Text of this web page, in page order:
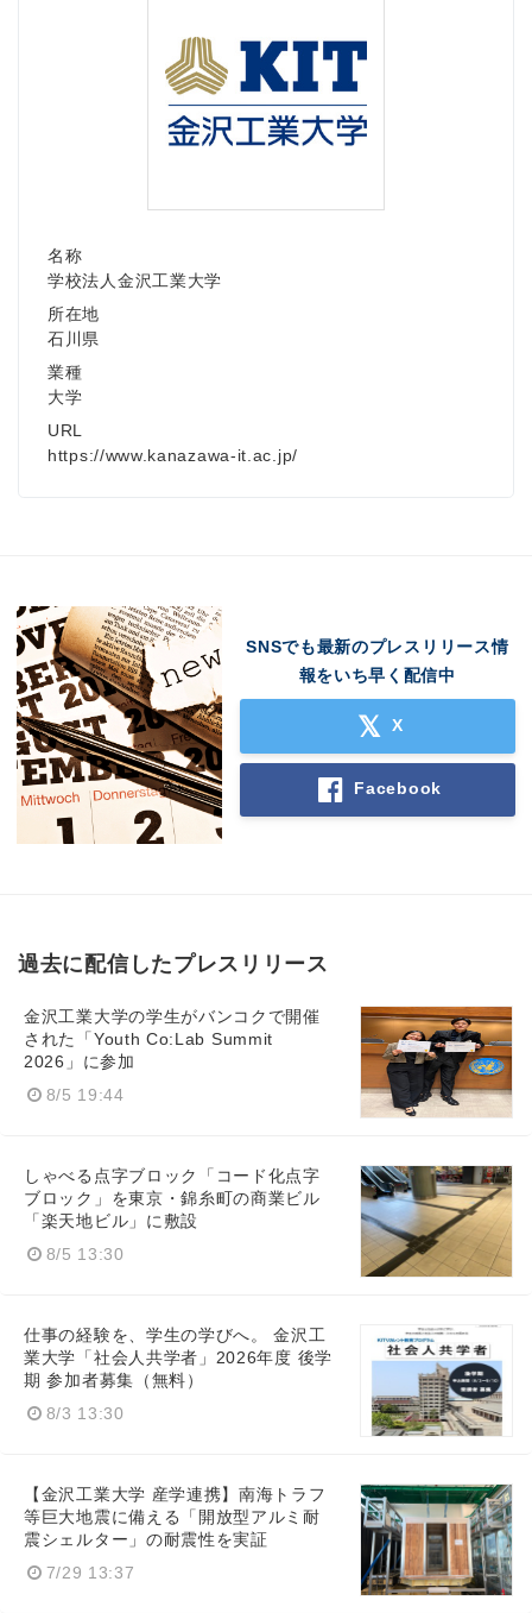
名称
学校法人金沢工業大学
所在地
石川県
業種
大学
URL
https://www.kanazawa-it.ac.jp/
SNSでも最新のプレスリリース情
報をいち早く配信中
X
Facebook
過去に配信したプレスリリース
金沢工業大学の学生がバンコクで開催
された「Youth Co:Lab Summit
2026」に参加
8/5 19:44
しゃべる点字ブロック「コード化点字
ブロック」を東京・錦糸町の商業ビル
「楽天地ビル」に敷設
8/5 13:30
仕事の経験を、学生の学びへ。 金沢工
業大学「社会人共学者」2026年度 後学
期 参加者募集（無料）
8/3 13:30
【金沢工業大学 産学連携】南海トラフ
等巨大地震に備える「開放型アルミ耐
震シェルター」の耐震性を実証
7/29 13:37